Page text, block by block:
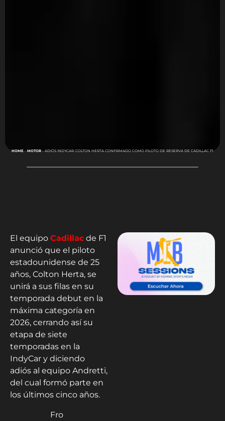
HOME- MOTOR-ADIÓS INDYCAR: COLTON HERTA CONFIRMADO COMO PILOTO DE RESERVA DE CADILLAC F1
El equipo Cadillac de F1
anunció que el piloto
estadounidense de 25
años, Colton Herta, se
unirá a sus filas en su
temporada debut en la
máxima categoría en
2026, cerrando así su
etapa de siete
temporadas en la
IndyCar y diciendo
adiós al equipo Andretti,
del cual formó parte en
los últimos cinco años.
Fro